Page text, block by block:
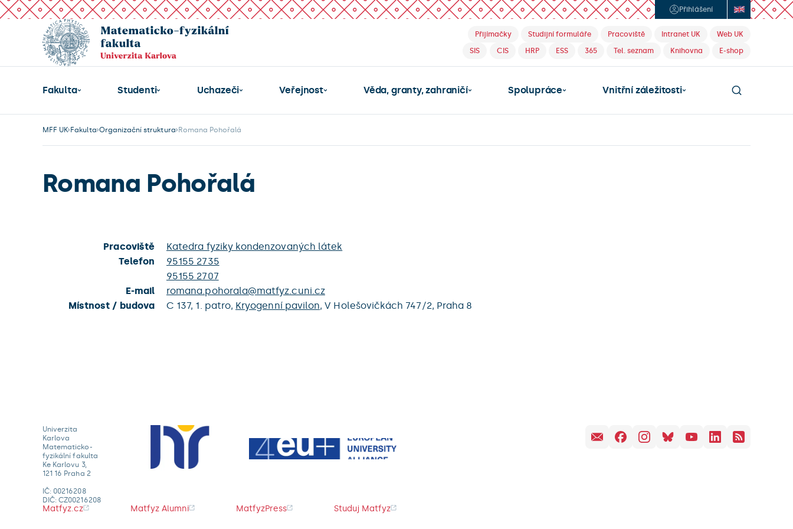
Přihlášení
Přijímačky Studijní formuláře Pracoviště Intranet UK
Web UK
SIS
CIS HRP ESS 365 Tel. seznam Knihovna E-shop
Fakulta Studenti Uchazeči Veřejnost Věda, granty, zahraničí Spolupráce Vnitřní záležitosti
MFF UK Fakulta Organizační struktura Romana Pohořalá
Romana Pohořalá
Pracoviště
Katedra fyziky kondenzovaných látek
Telefon
95155 2735
95155 2707
E-mail
romana.pohorala@matfyz.cuni.cz
Místnost / budova
C 137, 1. patro, Kryogenní pavilon,V Holešovičkách 747/2, Praha 8
Univerzita
Karlova
Matematicko-
fyzikální fakulta
Ke Karlovu 3,
121 16 Praha 2
IČ: 00216208
DIČ: CZ00216208
Matfyz.cz Matfyz Alumni MatfyzPress Studuj Matfyz